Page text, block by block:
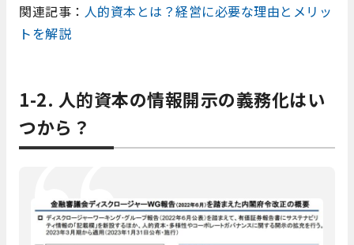
関連記事： 人的資本とは？経営に必要な理由とメリッ
トを解説
1-2. 人的資本の情報開示の義務化はい
つから？